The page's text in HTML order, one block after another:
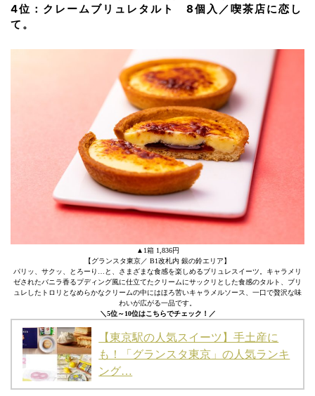
4位：クレームブリュレタルト 8個入／喫茶店に恋し
て。
▲1箱 1,836円
【グランスタ東京／ B1改札内 銀の鈴エリア】
パリッ、サクッ、とろーり…と、さまざまな食感を楽しめるブリュレスイーツ。キャラメリ
ゼされたバニラ香るプディング風に仕立てたクリームにサックリとした食感のタルト、ブリ
ュレしたトロリとなめらかなクリームの中にはほろ苦いキャラメルソース、一口で贅沢な味
わいが広がる一品です。
＼5位～10位はこちらでチェック！／
【東京駅の人気スイーツ】手土産に
も！「グランスタ東京」の人気ランキ
ング…